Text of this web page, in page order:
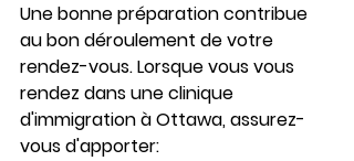
Une bonne préparation contribue
au bon déroulement de votre
rendez-vous. Lorsque vous vous
rendez dans une clinique
d'immigration à Ottawa, assurez-
vous d'apporter: